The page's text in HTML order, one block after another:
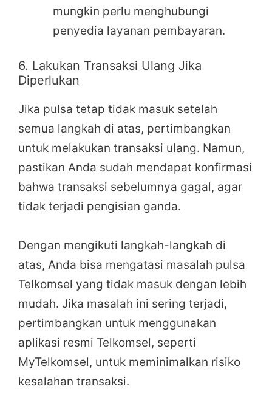
mungkin perlu menghubungi
penyedia layanan pembayaran.
6. Lakukan Transaksi Ulang Jika
Diperlukan
Jika pulsa tetap tidak masuk setelah
semua langkah di atas, pertimbangkan
untuk melakukan transaksi ulang. Namun,
pastikan Anda sudah mendapat konfirmasi
bahwa transaksi sebelumnya gagal, agar
tidak terjadi pengisian ganda.
Dengan mengikuti langkah-langkah di
atas, Anda bisa mengatasi masalah pulsa
Telkomsel yang tidak masuk dengan lebih
mudah. Jika masalah ini sering terjadi,
pertimbangkan untuk menggunakan
aplikasi resmi Telkomsel, seperti
MyTelkomsel, untuk meminimalkan risiko
kesalahan transaksi.